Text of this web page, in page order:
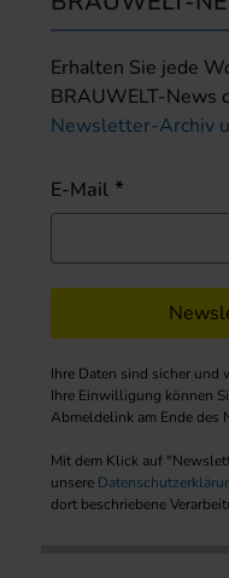
Erhalten Sie jede
BRAUWELT-News
Newsletter-Archiv
E-Mail
Ihre Daten sind sicher und
Ihre Einwilligung können
Abmeldelink am Ende des
Mit dem Klick auf
unsere
dort beschriebene